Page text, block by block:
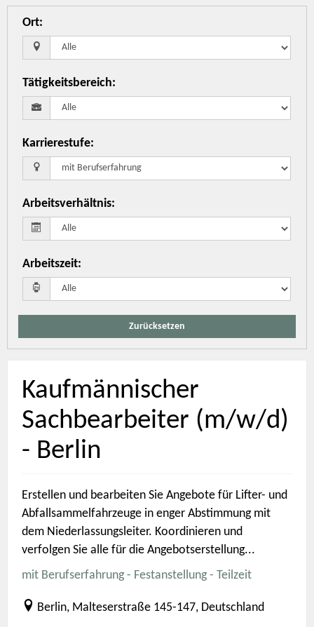
Ort:
Tätigkeitsbereich:
Karrierestufe:
Arbeitsverhältnis:
Arbeitszeit:
Zurücksetzen
Kaufmännischer
Sachbearbeiter (m/w/d)
- Berlin
Erstellen und bearbeiten Sie Angebote für Lifter- und
Abfallsammelfahrzeuge in enger Abstimmung mit
dem Niederlassungsleiter. Koordinieren und
verfolgen Sie alle für die Angebotserstellung...
mit Berufserfahrung - Festanstellung - Teilzeit
Berlin, Malteserstraße 145-147, Deutschland